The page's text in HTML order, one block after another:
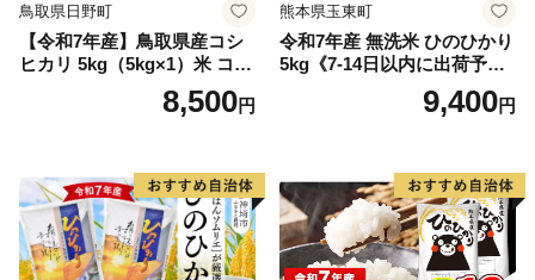
鳥取県日野町
【令和7年産】鳥取県産コシ
ヒカリ 5kg（5kg×1）米 コシ
ヒカリ こしひかり お米 白米
精米 5キロ おこめ こめ コメ
野町産 Elevation
8,500円
熊本県玉東町
令和7年産 無洗米 ひのひかり
5kg《7-14日以内に出荷予定
(土日祝除く)》コメ 米 無洗米
高レビュー｜人気米 熊本県
9,400円